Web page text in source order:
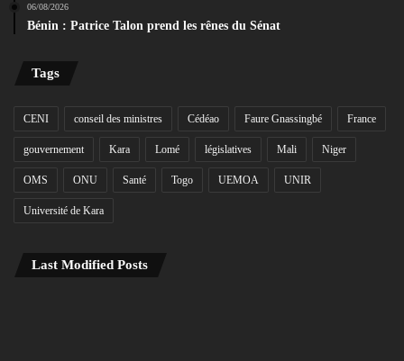
06/08/2026
Bénin : Patrice Talon prend les rênes du Sénat
Tags
CENI conseil des ministres Cédéao Faure Gnassingbé France
gouvernement Kara Lomé législatives Mali Niger
OMS ONU Santé Togo UEMOA UNIR
Université de Kara
Last Modified Posts